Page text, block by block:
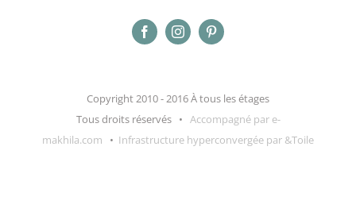
Copyright 2010 - 2016 À tous les étages
Tous droits réservés • Accompagné par e-
makhila.com • Infrastructure hyperconvergée par &Toile